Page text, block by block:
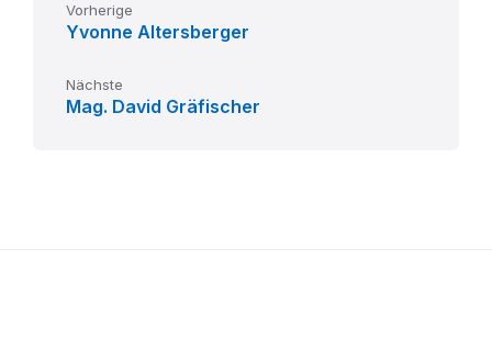
Vorherige
Yvonne Altersberger
Nächste
Mag. David Gräfischer